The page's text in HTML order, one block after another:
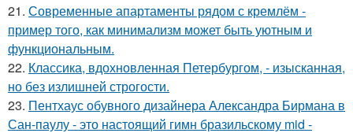
21. Современные апартаменты рядом с кремлём -
пример того, как минимализм может быть уютным и
функциональным.
22. Классика, вдохновленная Петербургом, - изысканная,
но без излишней строгости.
23. Пентхаус обувного дизайнера Александра Бирмана в
Сан-паулу - это настоящий гимн бразильскому mid -